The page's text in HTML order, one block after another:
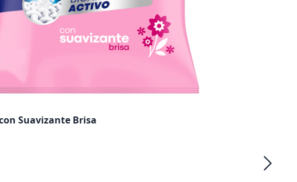
Suavizante Brisa